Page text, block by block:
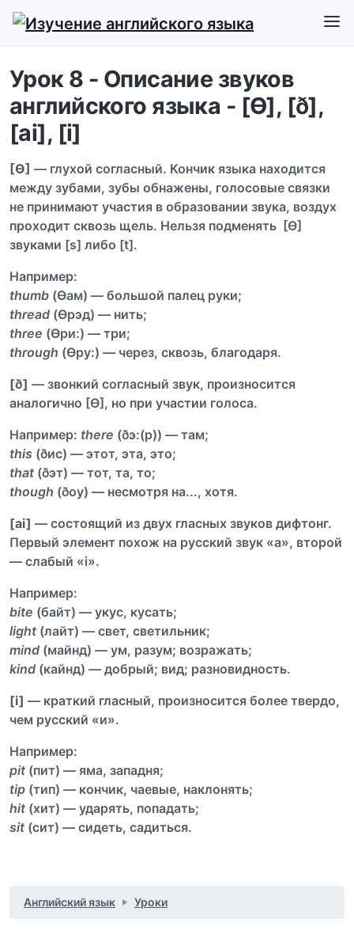
Урок 8 - Описание звуков
английского языка - [Ѳ], [ð],
[ai], [i]
[Ѳ] — глухой согласный. Кончик языка находится
между зубами, зубы обнажены, голосовые связки
не принимают участия в образовании звука, воздух
проходит сквозь щель. Нельзя подменять [Ѳ]
звуками [s] либо [t].
Например:
thumb (Ѳам) — большой палец руки;
thread (Ѳрэд) — нить;
three (Ѳри:) — три;
through (Ѳру:) — через, сквозь, благодаря.
[ð] — звонкий согласный звук, произносится
аналогично [Ѳ], но при участии голоса.
Например: there (ðэ:(р)) — там;
this (ðис) — этот, эта, это;
that (ðэт) — тот, та, то;
though (ðоу) — несмотря на..., хотя.
[ai] — состоящий из двух гласных звуков дифтонг.
Первый элемент похож на русский звук «а», второй
— слабый «i».
Например:
bite (байт) — укус, кусать;
light (лайт) — свет, светильник;
mind (майнд) — ум, разум; возражать;
kind (кайнд) — добрый; вид; разновидность.
[i] — краткий гласный, произносится более твердо,
чем русский «и».
Например:
pit (пит) — яма, западня;
tip (тип) — кончик, чаевые, наклонять;
hit (хит) — ударять, попадать;
sit (сит) — сидеть, садиться.
Английский язык Уроки